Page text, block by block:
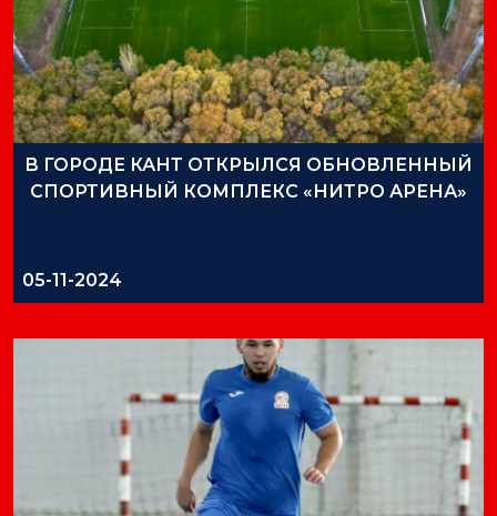
В ГОРОДЕ КАНТ ОТКРЫЛСЯ ОБНОВЛЕННЫЙ
СПОРТИВНЫЙ КОМПЛЕКС «НИТРО АРЕНА»